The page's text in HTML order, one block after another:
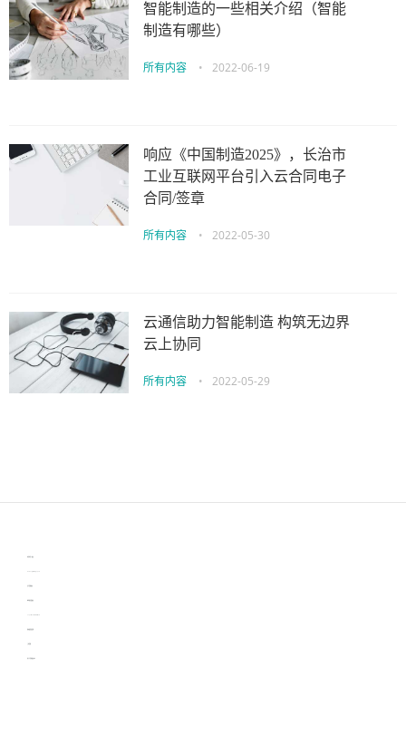
智能制造的一些相关介绍（智能
制造有哪些）
所有内容 • 2022-06-19
响应《中国制造2025》，长治市
工业互联网平台引入云合同电子
合同/签章
所有内容 • 2022-05-30
云通信助力智能制造 构筑无边界
云上协同
所有内容 • 2022-05-29